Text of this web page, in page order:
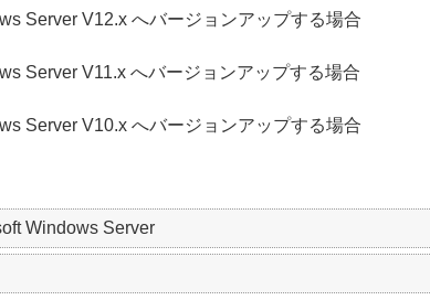
Server V12.x へバージョンアップする場合
Server V11.x へバージョンアップする場合
Server V10.x へバージョンアップする場合
Windows Server